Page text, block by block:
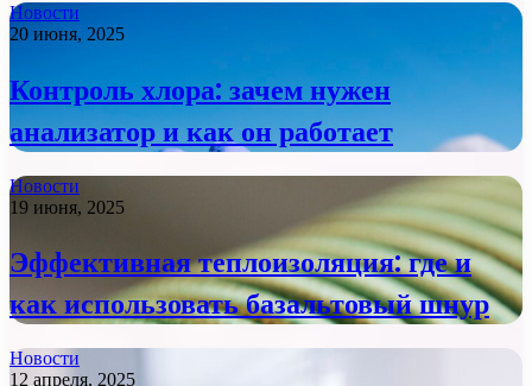
Новости
20 июня, 2025
Контроль хлора: зачем нужен
анализатор и как он работает
Новости
19 июня, 2025
Эффективная теплоизоляция: где и
как использовать базальтовый шнур
Новости
12 апреля, 2025